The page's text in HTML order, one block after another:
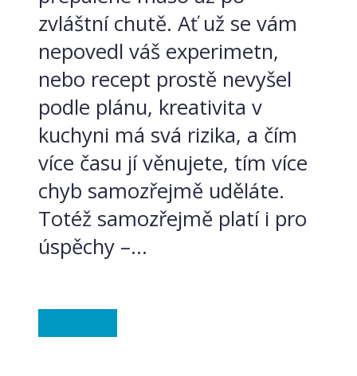
zvláštní chutě. Ať už se vám
nepovedl váš experimetn,
nebo recept prostě nevyšel
podle plánu, kreativita v
kuchyni má svá rizika, a čím
více času jí věnujete, tím více
chyb samozřejmě uděláte.
Totéž samozřejmě platí i pro
úspěchy –...